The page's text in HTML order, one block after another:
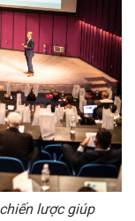
lược giúp